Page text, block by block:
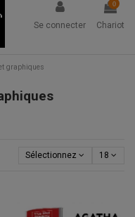
Se connecter
0
Chariot
graphiques
Sélectionnez 18